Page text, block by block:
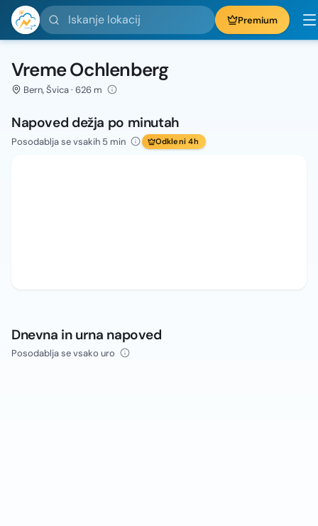
Iskanje lokacij Premium
Vreme Ochlenberg
Bern, Švica · 626 m
Napoved dežja po minutah
Posodablja se vsakih 5 min Odkleni 4h
Dnevna in urna napoved
Posodablja se vsako uro